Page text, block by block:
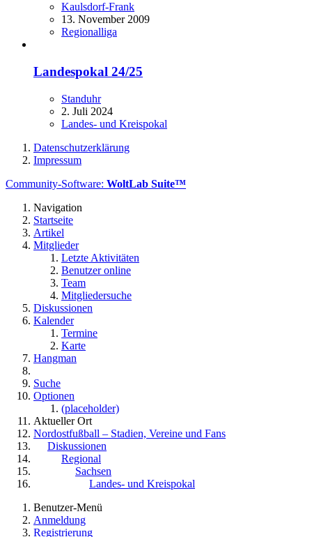
Kaulsdorf-Frank
13. November 2009
Regionalliga
Landespokal 24/25
Standuhr
2. Juli 2024
Landes- und Kreispokal
Datenschutzerklärung
Impressum
Community-Software: WoltLab Suite™
Navigation
Startseite
Artikel
Mitglieder
Letzte Aktivitäten
Benutzer online
Team
Mitgliedersuche
Diskussionen
Kalender
Termine
Karte
Hangman
Suche
Optionen
(placeholder)
Aktueller Ort
Nordostfußball – Stadien, Vereine und Fans
Diskussionen
Regional
Sachsen
Landes- und Kreispokal
Benutzer-Menü
Anmeldung
Registrierung